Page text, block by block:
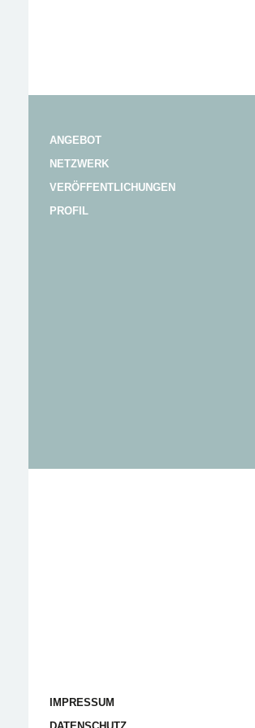
ANGEBOT
NETZWERK
VERÖFFENTLICHUNGEN
PROFIL
IMPRESSUM